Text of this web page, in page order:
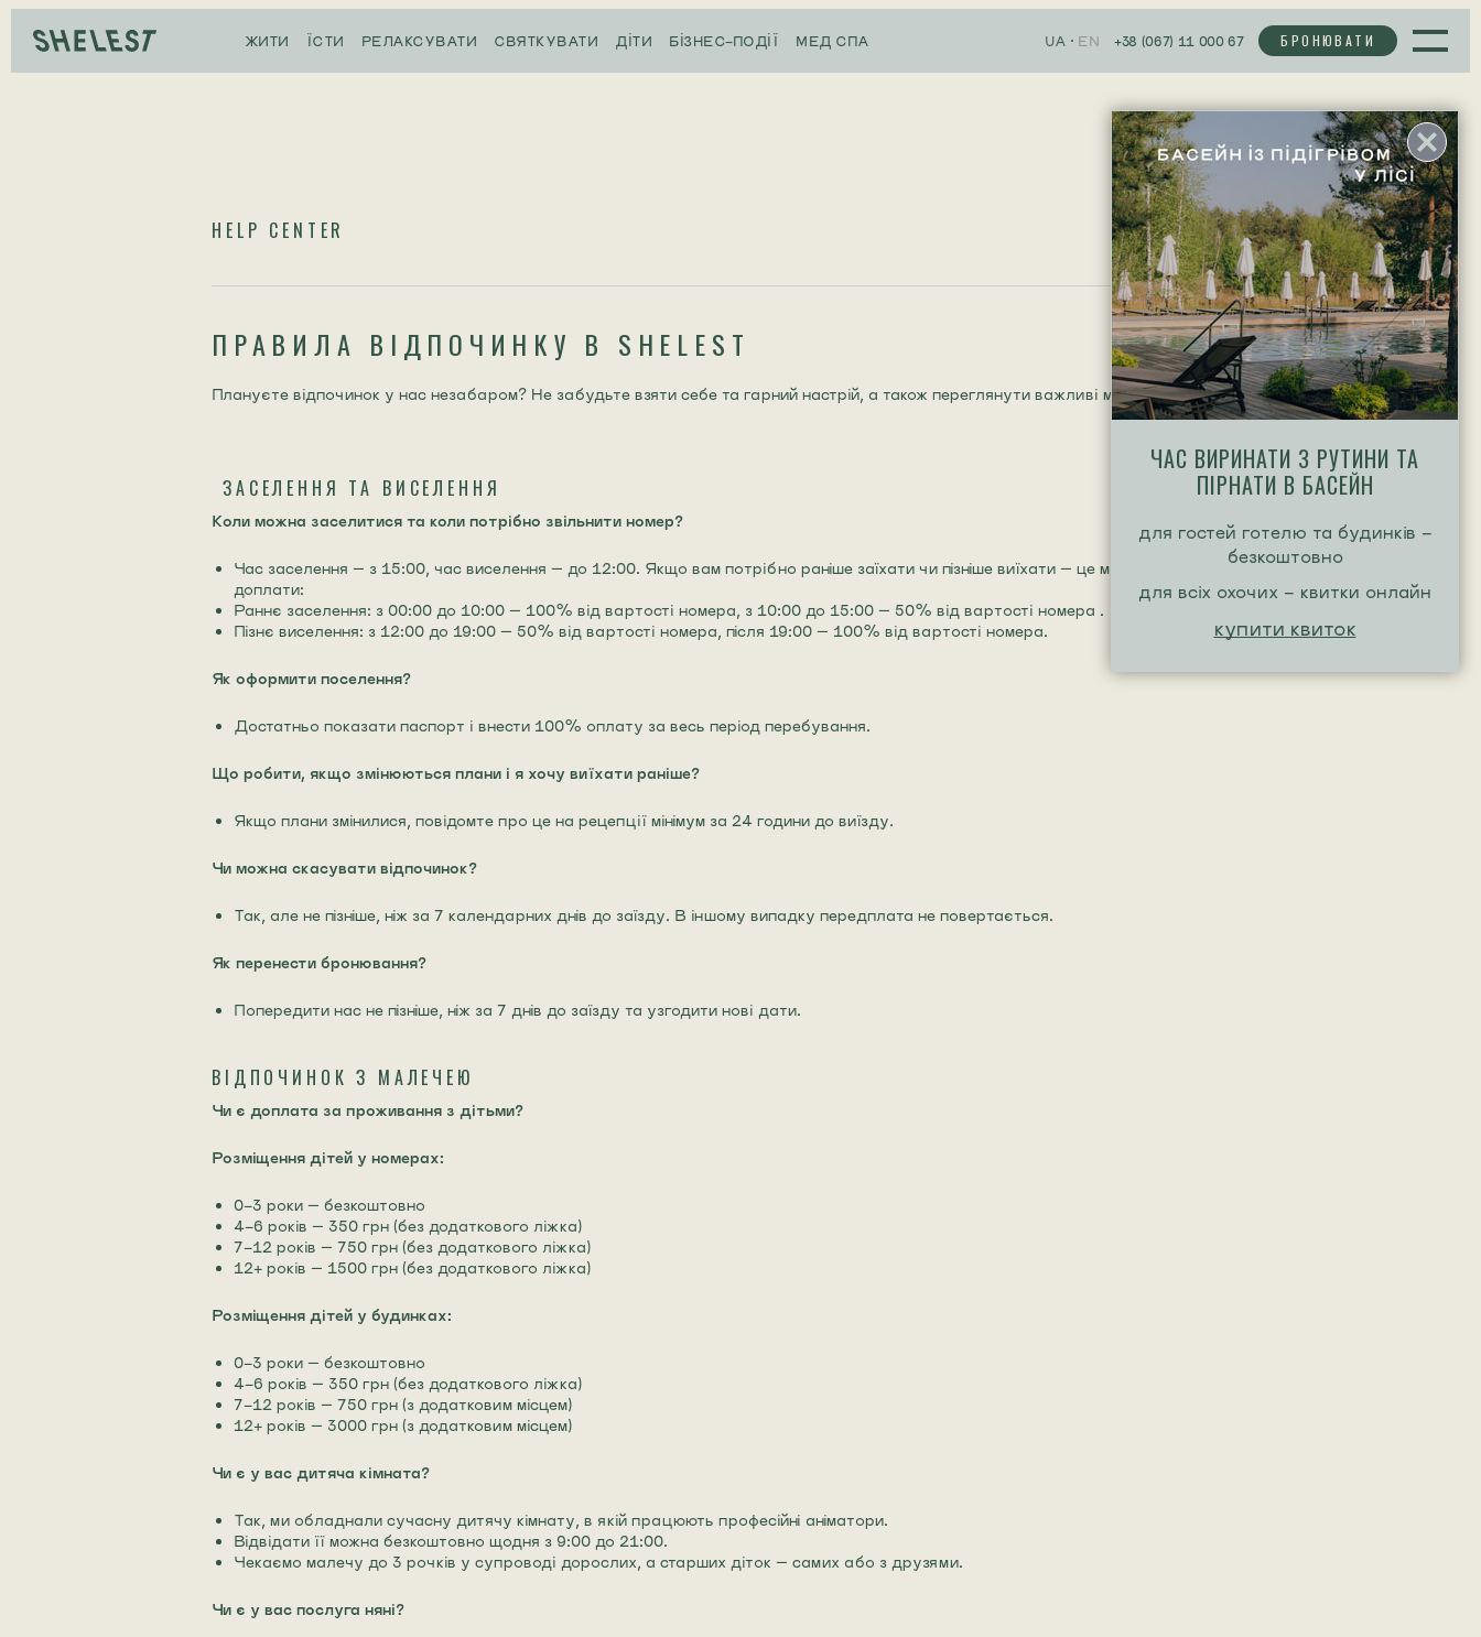
ЖИТИ ЇСТИ РЕЛАКСУВАТИ СВЯТКУВАТИ ДІТИ БІЗНЕС-ПОДІЇ МЕД СПА UA EN +38 (067) 11 000 67 БРОНЮВАТИ
HELP CENTER
ПРАВИЛА ВІДПОЧИНКУ В SHELEST
Плануєте відпочинок у нас незабаром? Не забудьте взяти себе та гарний настрій, а також переглянути важливі моменти нижче.
ЗАСЕЛЕННЯ ТА ВИСЕЛЕННЯ
Коли можна заселитися та коли потрібно звільнити номер?
Час заселення — з 15:00, час виселення — до 12:00. Якщо вам потрібно раніше заїхати чи пізніше виїхати — це можливо за умови
доплати:
Раннє заселення: з 00:00 до 10:00 — 100% від вартості номера, з 10:00 до 15:00 — 50% від вартості номера .
Пізнє виселення: з 12:00 до 19:00 — 50% від вартості номера, після 19:00 — 100% від вартості номера.
Як оформити поселення?
Достатньо показати паспорт і внести 100% оплату за весь період перебування.
Що робити, якщо змінюються плани і я хочу виїхати раніше?
Якщо плани змінилися, повідомте про це на рецепції мінімум за 24 години до виїзду.
Чи можна скасувати відпочинок?
Так, але не пізніше, ніж за 7 календарних днів до заїзду. В іншому випадку передплата не повертається.
Як перенести бронювання?
Попередити нас не пізніше, ніж за 7 днів до заїзду та узгодити нові дати.
ВІДПОЧИНОК З МАЛЕЧЕЮ
Чи є доплата за проживання з дітьми?
Розміщення дітей у номерах:
0-3 роки — безкоштовно
4-6 років — 350 грн (без додаткового ліжка)
7-12 років — 750 грн (без додаткового ліжка)
12+ років — 1500 грн (без додаткового ліжка)
Розміщення дітей у будинках:
0-3 роки — безкоштовно
4-6 років — 350 грн (без додаткового ліжка)
7-12 років — 750 грн (з додатковим місцем)
12+ років — 3000 грн (з додатковим місцем)
Чи є у вас дитяча кімната?
Так, ми обладнали сучасну дитячу кімнату, в якій працюють професійні аніматори.
Відвідати її можна безкоштовно щодня з 9:00 до 21:00.
Чекаємо малечу до 3 рочків у супроводі дорослих, а старших діток — самих або з друзями.
Чи є у вас послуга няні?
ЧАС ВИРИНАТИ З РУТИНИ ТА
ПІРНАТИ В БАСЕЙН
для гостей готелю та будинків -
безкоштовно
для всіх охочих - квитки онлайн
купити квиток